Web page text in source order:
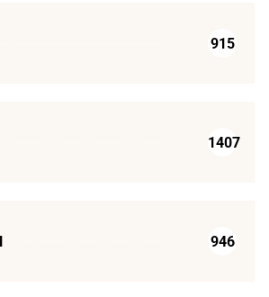
915
1407
946